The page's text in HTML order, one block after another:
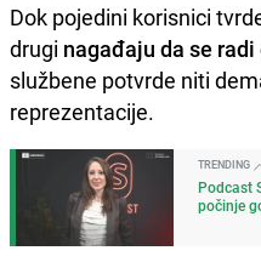
Dok pojedini korisnici
drugi nagađaju da se
službene potvrde niti
reprezentacije.
TRENDING
Podcast
počinje